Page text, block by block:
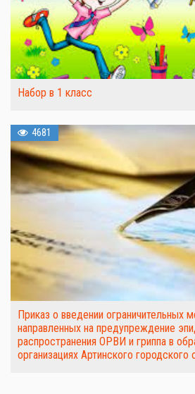
Набор в 1 класс
4681
Приказ о введении ограничительных
направленных на предупреждение
распространения ОРВИ и гриппа в
организациях Артинского городского